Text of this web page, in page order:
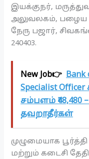
இயக்குநர்,
அலுவலகம், பழைய
நேரு பஜார்,
240403.
New Job👉
Specialist
சம்பளம்
தவறாதீர்கள்
முழுமையாக
மற்றும் கடைசி